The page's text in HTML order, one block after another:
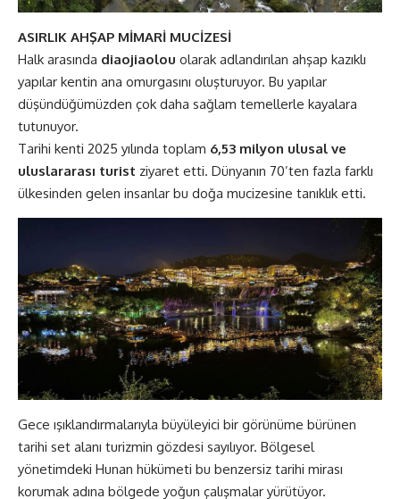
ASIRLIK AHŞAP MİMARİ MUCİZESİ
Halk arasında diaojiaolou olarak adlandırılan ahşap kazıklı
yapılar kentin ana omurgasını oluşturuyor. Bu yapılar
düşündüğümüzden çok daha sağlam temellerle kayalara
tutunuyor.
Tarihi kenti 2025 yılında toplam 6,53 milyon ulusal ve
uluslararası turist ziyaret etti. Dünyanın 70’ten fazla farklı
ülkesinden gelen insanlar bu doğa mucizesine tanıklık etti.
Gece ışıklandırmalarıyla büyüleyici bir görünüme bürünen
tarihi set alanı turizmin gözdesi sayılıyor. Bölgesel
yönetimdeki Hunan hükümeti bu benzersiz tarihi mirası
korumak adına bölgede yoğun çalışmalar yürütüyor.